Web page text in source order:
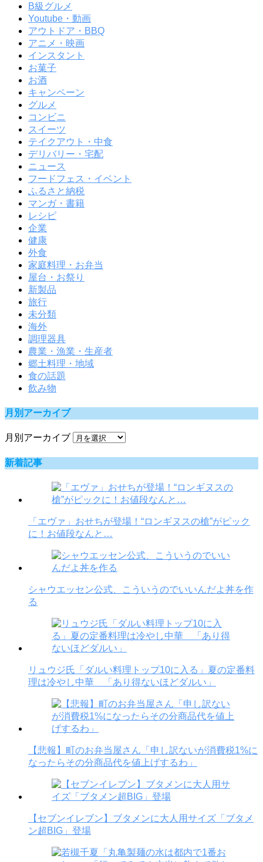
B級グルメ
Youtube・動画
アウトドア・BBQ
アニメ・映画
インスタント
お菓子
お酒
キャンペーン
グルメ
コンビニ
スイーツ
テイクアウト・中食
デリバリー・宅配
ニュース
フードフェス・イベント
ふるさと納税
マンガ・書籍
レシピ
企業
健康
外食
家庭料理・お弁当
屋台・お祭り
新製品
旅行
未分類
海外
調理器具
農業・漁業・生産者
郷土料理・地域
食の話題
飲み物
月別アーカイブ
月別アーカイブ
新着記事
「エヴァ」おせちが登場！“ロンギヌスの槍”がピック
に！お値段なんと…
シャウエッセン公式、こういうのでいいんだよ丼を作
る
リュウジ氏「ダルい料理トップ10に入る」夏の定番料
理は冷やし中華 「あり得ないほどダルい」
【悲報】町のお弁当屋さん「申し訳ないが消費税1%に
なったらその分商品代を値上げするわ」
【セブンイレブン】ブタメンに大人用サイズ「ブタメ
ン超BIG」登場